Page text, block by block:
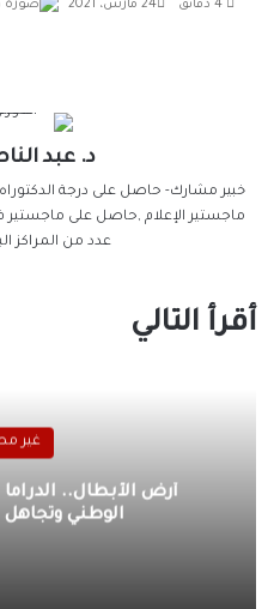
24 مارس، 2021
د. عبد
خبير مشارك- حاصل على درجة
ماجستير الإعلام ,حاصل على
عدد من المراكز
أقرأ التالي
غير
أرض الأبطال..
الوطني